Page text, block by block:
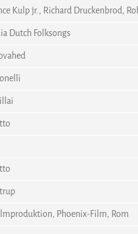
Kulp jr., Richard Druckenbrod,
Dutch Folksongs
Phoenix-Film, Rom